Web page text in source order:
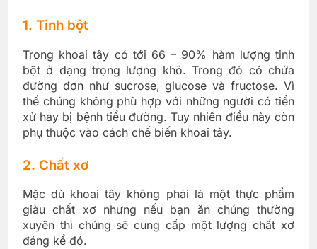
1. Tinh bột
Trong khoai tây có tới 66 – 90% hàm lượng tinh
bột ở dạng trọng lượng khô. Trong đó có chứa
đường đơn như sucrose, glucose và fructose. Vì
thế chúng không phù hợp với những người có tiền
xử hay bị bệnh tiểu đường. Tuy nhiên điều này còn
phụ thuộc vào cách chế biến khoai tây.
2. Chất xơ
Mặc dù khoai tây không phải là một thực phẩm
giàu chất xơ nhưng nếu bạn ăn chúng thường
xuyên thì chúng sẽ cung cấp một lượng chất xơ
đáng kể đó.